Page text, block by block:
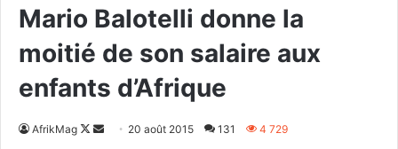
Mario Balotelli donne la
moitié de son salaire aux
enfants d’Afrique
AfrikMag
Follow
Envoyer20 août 2015 131 4 729